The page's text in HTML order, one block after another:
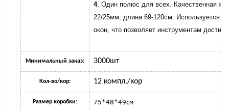
4, Один полюс для всех. Качественная
22/25мм, длина 69-120см. Используется
окон, что позволяет инструментам
Минимальный заказ: 3000шт
Кол-во/кор: 12 компл./кор
Размер коробки: 75*48*49см